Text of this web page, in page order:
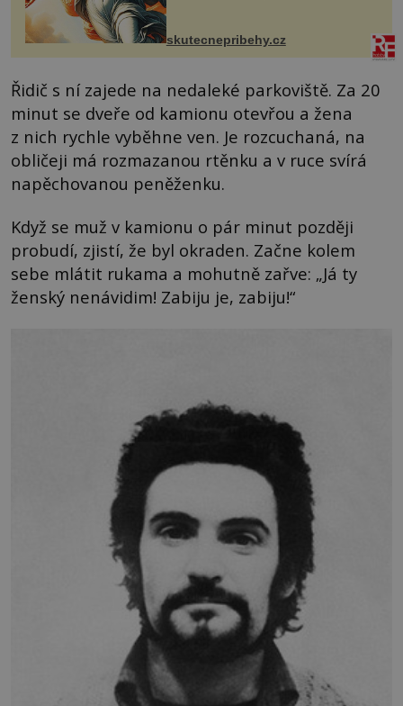
manželem Vaškem jsme si pořídili
chaloupku, takový domek na severu
Čech, kde jsme si naplánova...
skutecnepribehy.cz
Řidič s ní zajede na nedaleké parkoviště. Za 20
minut se dveře od kamionu otevřou a žena
z nich rychle vyběhne ven. Je rozcuchaná, na
obličeji má rozmazanou rtěnku a v ruce svírá
napěchovanou peněženku.
Když se muž v kamionu o pár minut později
probudí, zjistí, že byl okraden. Začne kolem
sebe mlátit rukama a mohutně zařve: „Já ty
ženský nenávidim! Zabiju je, zabiju!“